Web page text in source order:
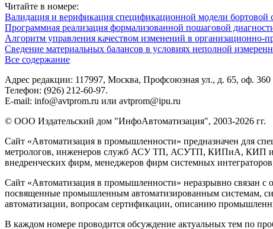
Читайте в номере:
Валидация и верификация спецификационной модели бортовой
Программная реализация формализованной пошаговой
Алгоритм управления качеством изменений в организационно-
Сведение материальных балансов в условиях неполной
Все содержание
Адрес редакции: 117997, Москва, Профсоюзная ул., д. 65, оф. 360
Телефон: (926) 212-60-97.
E-mail: info@avtprom.ru или avtprom@ipu.ru
© ООО Издательский дом "ИнфоАвтоматизация", 2003-2026 гг.
Сайт «Автоматизация в промышленности» предназначен для
метрологов, инженеров служб АСУ ТП, АСУТП, КИПиА, КИП и А,
внедренческих фирм, менеджеров фирм системных
Сайт «Автоматизация в промышленности» неразрывно связан с
посвященные промышленным автоматизированным системам,
автоматизации, вопросам сертификации, описанию
В каждом номере проводится обсуждение актуальных тем по